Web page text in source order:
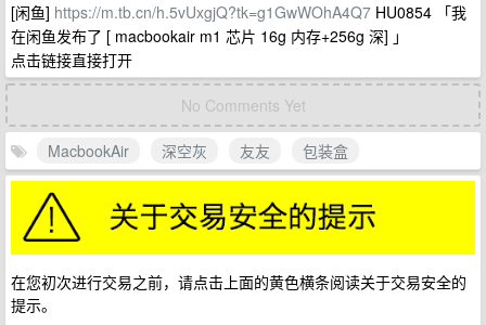
[闲鱼] https://m.tb.cn/h.5vUxgjQ?tk=g1GwWOhA4Q7 HU0854 「我
在闲鱼发布了 [ macbookair m1 芯片 16g 内存+256g 深] 」
点击链接直接打开
No Comments Yet
MacbookAir 深空灰 友友 包装盒
在您初次进行交易之前，请点击上面的黄色横条阅读关于交易安全的
提示。